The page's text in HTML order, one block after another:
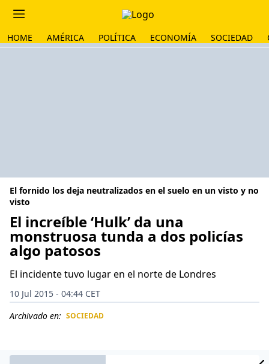
HOME AMÉRICA POLÍTICA ECONOMÍA SOCIEDAD
El fornido los deja neutralizados en el suelo en un visto y no
visto
El increíble ‘Hulk’ da una
monstruosa tunda a dos policías
algo patosos
El incidente tuvo lugar en el norte de Londres
10 Jul 2015 - 04:44 CET
Archivado en: SOCIEDAD